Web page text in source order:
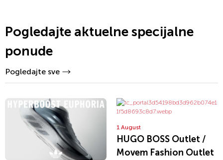
Pogledajte aktuelne specijalne
ponude
Pogledajte sve
1 August
HUGO BOSS Outlet /
Movem Fashion Outlet